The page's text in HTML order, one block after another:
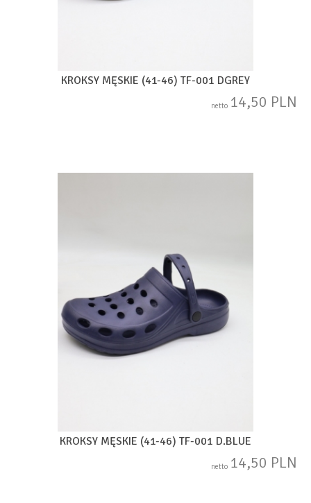
KROKSY MĘSKIE (41-46) TF-001 DGREY
netto 14,50 PLN
KROKSY MĘSKIE (41-46) TF-001 D.BLUE
netto 14,50 PLN